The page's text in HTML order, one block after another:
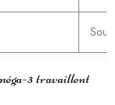
3 travaillent